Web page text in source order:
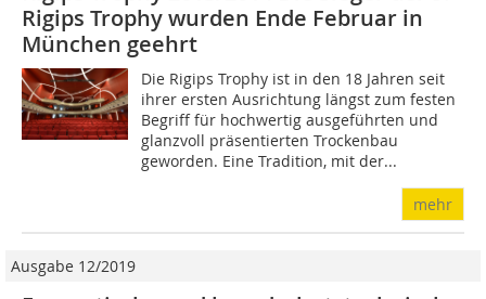
Rigips Trophy wurden Ende Februar in
München geehrt
Die Rigips Trophy ist in den 18 Jahren seit
ihrer ersten Ausrichtung längst zum festen
Begriff für hochwertig ausgeführten und
glanzvoll präsentierten Trockenbau
geworden. Eine Tradition, mit der...
mehr
Ausgabe 12/2019